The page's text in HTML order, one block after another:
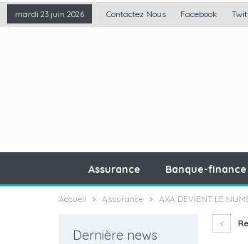
mardi 23 juin 2026 Contactez Nous Facebook
Assurance Banque-finance
Accueil Assurance AXA DEVIENT LE
Dernière news